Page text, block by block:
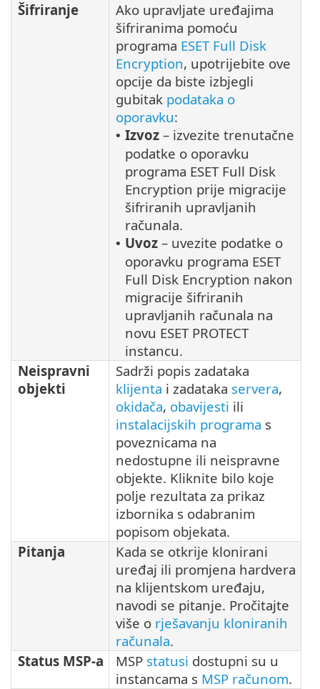
Šifriranje
Ako upravljate uređajima
šifriranima pomoću
programa ESET Full Disk
Encryption, upotrijebite ove
opcije da biste izbjegli
gubitak podataka o
oporavku:
• Izvoz – izvezite trenutačne
podatke o oporavku
programa ESET Full Disk
Encryption prije migracije
šifriranih upravljanih
računala.
• Uvoz – uvezite podatke o
oporavku programa ESET
Full Disk Encryption nakon
migracije šifriranih
upravljanih računala na
novu ESET PROTECT
instancu.
Neispravni
objekti
Sadrži popis zadataka
klijenta i zadataka servera,
okidača, obavijesti ili
instalacijskih programa s
poveznicama na
nedostupne ili neispravne
objekte. Kliknite bilo koje
polje rezultata za prikaz
izbornika s odabranim
popisom objekata.
Pitanja
Kada se otkrije klonirani
uređaj ili promjena hardvera
na klijentskom uređaju,
navodi se pitanje. Pročitajte
više o rješavanju kloniranih
računala.
Status MSP-a
MSP statusi dostupni su u
instancama s MSP računom.